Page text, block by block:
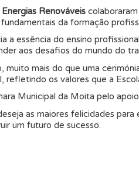
Energias Renováveis
da formação
a essência do ensino
aos desafios do mundo do
muito mais do que uma
refletindo os valores que a
Municipal da Moita pelo
as maiores felicidades
um futuro de sucesso.